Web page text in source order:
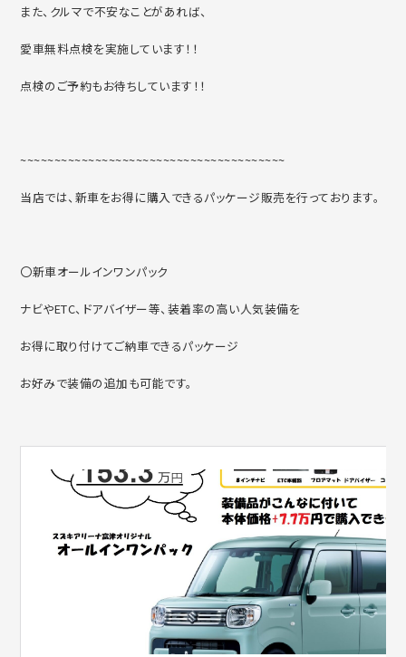
また、クルマで不安なことがあれば、
愛車無料点検を実施しています！！
点検のご予約もお待ちしています！！
~~~~~~~~~~~~~~~~~~~~~~~~~~~~~~~~~~~~~~~
当店では、新車をお得に購入できるパッケージ販売を行っております。
〇新車オールインワンパック
ナビやETC、ドアバイザー等、装着率の高い人気装備を
お得に取り付けてご納車できるパッケージ
お好みで装備の追加も可能です。